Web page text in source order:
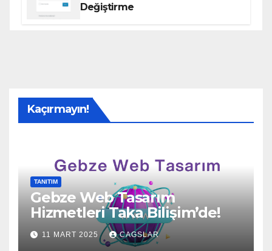
Değiştirme
Kaçırmayın!
TANITIM
Gebze Web Tasarım
Hizmetleri Taka Bilişim’de!
11 MART 2025 CAGSLAR